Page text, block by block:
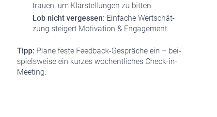
trau­en, um Klar­stel­lun­gen zu bit­ten.
Lob nicht ver­ges­sen: Ein­fa­che Wert­schät­
zung stei­gert Moti­va­ti­on & Enga­ge­ment.
Tipp: Pla­ne fes­te Feed­back-Gesprä­che ein – bei­
spiels­wei­se ein kur­zes wöchent­li­ches Check-in-
Mee­ting.